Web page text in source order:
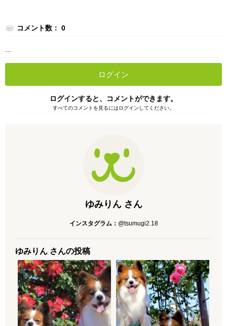
コメント数： 0
ログイン
ログインすると、コメントができます。
すべてのコメントを見るにはログインしてください。
ゆみりん さん
インスタグラム： @tsumugi2.18
ゆみりん さんの投稿